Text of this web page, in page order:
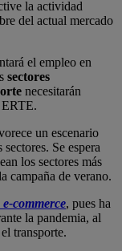
la actividad
del actual mercado
el empleo en
sectores
necesitarán
ERTE.
un escenario
Se espera
los sectores más
campaña de verano.
e-commerce, pues ha
la pandemia, al
transporte.